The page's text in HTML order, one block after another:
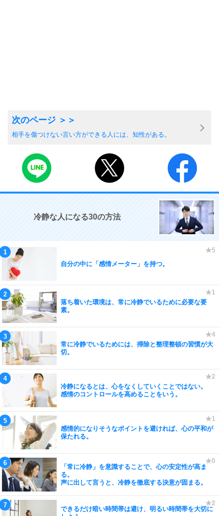
相手を傷つけない言い方ができる人には、知性がある。
冷静な人になる30の方法
自分の中に「感情メーター」を持つ。
落ち着いた環境は、常に冷静でいるために必要な要
素。
常に冷静でいるためには、掃除と整理整頓の習慣が大
切。
冷静になるとは、心をなくしていくことではない。
感情のコントロールを高めることをいう。
感情的になりそうなポイントを避ければ、心の平和が
保たれる。
「常に冷静」を意識することで、心の安定性が高ま
る。
声に出して言うと、冷静を徹底する決意が固まる。
できるだけ暗い時間帯は避け、明るい時間帯を大切に